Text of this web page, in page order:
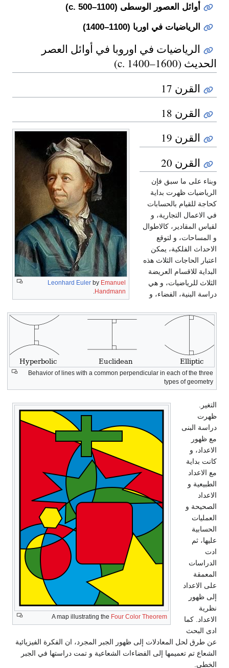
أوائل العصور الوسطى (c. 500–1100)
الرياضيات في اوربا (1100–1400)
الرياضيات في اوروبا في أوائل العصر
الحديث (c. 1400–1600)
القرن 17
القرن 18
Leonhard Euler by Emanuel
Handmann
القرن 19
Behavior of lines with a common perpendicular in each of the three
types of geometry
القرن 20
A map illustrating the Four Color Theorem
وبناء على ما سبق فإن
الرياضيات ظهرت بداية
كحاجة للقيام بالحسابات
في الاعمال التجارية، و
لقياس المقادير، كالاطوال
و المساحات، و لتوقع
الاحداث الفلكية، يمكن
اعتبار الحاجات الثلاث هذه
البداية للاقسام العريضة
الثلاث للرياضيات، و هي
دراسة البنية، الفضاء، و
التغير.
ظهرت
دراسة البنى
مع ظهور
الاعداد، و
كانت بداية
مع الاعداد
الطبيعية و
الاعداد
الصحيحة و
العمليات
الحسابية
عليها، ثم
ادت
الدراسات
المعمقة
على الاعداد
إلى ظهور
نظرية
الاعداد. كما
ادى البحث
عن طرق لحل المعادلات إلى ظهور الجبر المجرد، ان الفكرة الفيزيائية
الشعاع تم تعميمها إلى الفضاءات الشعاعية و تمت دراستها في الجبر
الخطي.